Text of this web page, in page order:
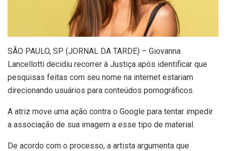
SÃO PAULO, SP (JORNAL DA TARDE) – Giovanna
Lancellotti decidiu recorrer à Justiça após identificar que
pesquisas feitas com seu nome na internet estariam
direcionando usuários para conteúdos pornográficos.
A atriz move uma ação contra o Google para tentar impedir
a associação de sua imagem a esse tipo de material.
De acordo com o processo, a artista argumenta que